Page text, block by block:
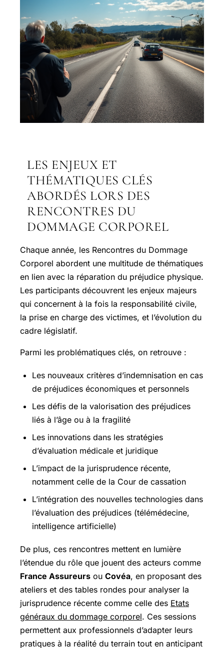
LES ENJEUX ET
THÉMATIQUES CLÉS
ABORDÉS LORS DES
RENCONTRES DU
DOMMAGE CORPOREL
Chaque année, les Rencontres du Dommage
Corporel abordent une multitude de thématiques
en lien avec la réparation du préjudice physique.
Les participants découvrent les enjeux majeurs
qui concernent à la fois la responsabilité civile,
la prise en charge des victimes, et l’évolution du
cadre législatif.
Parmi les problématiques clés, on retrouve :
Les nouveaux critères d’indemnisation en cas
de préjudices économiques et personnels
Les défis de la valorisation des préjudices
liés à l’âge ou à la fragilité
Les innovations dans les stratégies
d’évaluation médicale et juridique
L’impact de la jurisprudence récente,
notamment celle de la Cour de cassation
L’intégration des nouvelles technologies dans
l’évaluation des préjudices (télémédecine,
intelligence artificielle)
De plus, ces rencontres mettent en lumière
l’étendue du rôle que jouent des acteurs comme
France Assureurs ou Covéa, en proposant des
ateliers et des tables rondes pour analyser la
jurisprudence récente comme celle des Etats
généraux du dommage corporel. Ces sessions
permettent aux professionnels d’adapter leurs
pratiques à la réalité du terrain tout en anticipant